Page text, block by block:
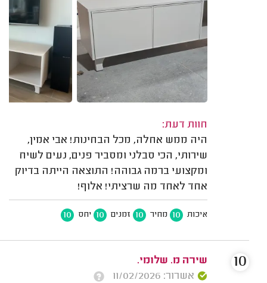
חוות דעת:
היה ממש אחלה, מכל הבחינות! אבי אמין,
שירותי, הכי סבלני ומסביר פנים, נעים לשיח
ומקצועי ברמה גבוהה! התוצאה הייתה בדיוק
אחד לאחד מה שרציתי! אלוף!
איכות 10 מחיר 10 זמנים 10 יחס 10
שירה מ. שלומי.
אשרור: 11/02/2026
10